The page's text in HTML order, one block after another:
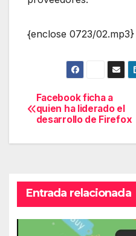
{enclose 0723/02.mp3}
Navegación
de
Facebook ficha a
quien ha liderado el
desarrollo de Firefox
Entrada relacionada